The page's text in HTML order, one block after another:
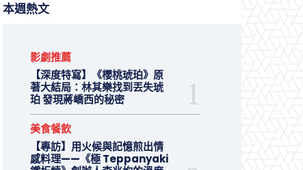
本週熱文
影劇推薦
【深度特寫】《櫻桃琥珀》原
著大結局：林其樂找到丟失琥
珀 發現蔣嶠西的秘密
美食餐飲
【專訪】用火候與記憶煎出情
感料理——《極 Teppanyaki